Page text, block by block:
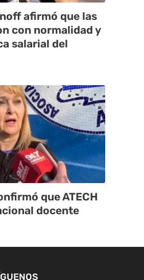
afirmó que las
con normalidad y
salarial del
que ATECH
docente